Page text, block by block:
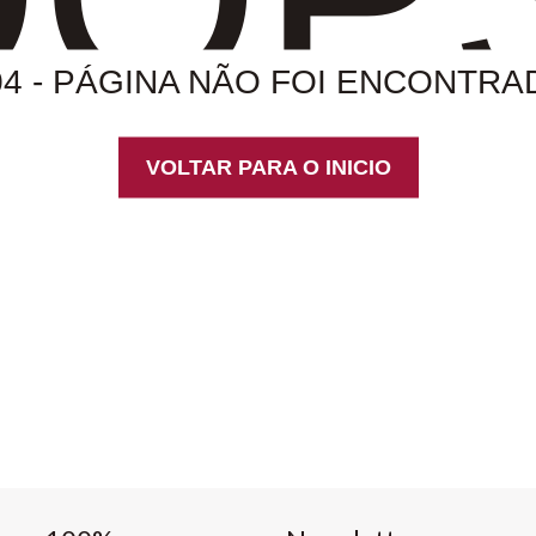
- PÁGINA NÃO FOI
VOLTAR PARA O INICIO